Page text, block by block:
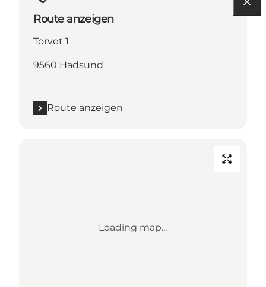
Route anzeigen
Torvet 1
9560 Hadsund
Route anzeigen
Loading map...